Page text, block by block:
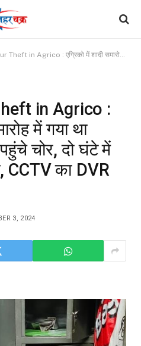
में शादी समारोह में गया था परिवार, टेंपो लेकर पहुंचे चोर, दो घंटे में खाली कर दिया घर, CCTV का DVR भी ले गये
in Agrico :
में गया था
चोर, दो घंटे में
CCTV का DVR
3, 2024